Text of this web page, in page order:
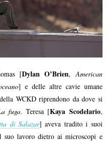
[Dylan O’Brien,American
] e delle altre cavie umane
WCKD riprendono da dove si
fuga. Teresa [Kaya Scodelario,
di Salazar] aveva tradito i suoi
suo lavoro dietro ai microscopi e